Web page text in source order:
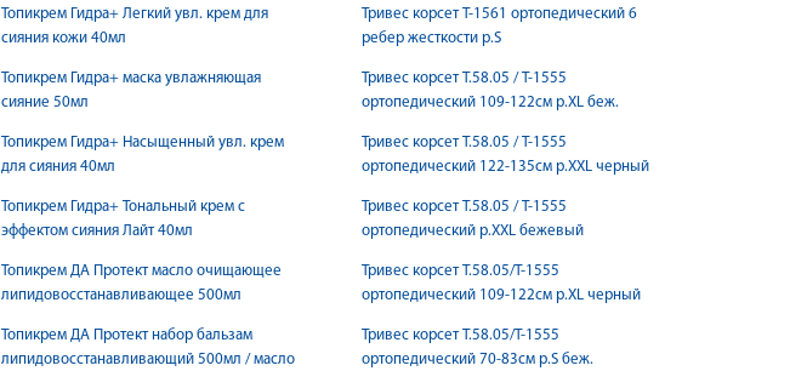
Топикрем Гидра+ Легкий увл. крем для
сияния кожи 40мл
Топикрем Гидра+ маска увлажняющая
сияние 50мл
Топикрем Гидра+ Насыщенный увл. крем
для сияния 40мл
Топикрем Гидра+ Тональный крем с
эффектом сияния Лайт 40мл
Топикрем ДА Протект масло очищающее
липидовосстанавливающее 500мл
Топикрем ДА Протект набор бальзам
липидовосстанавливающий 500мл / масло
Тривес корсет Т-1561 ортопедический 6
ребер жесткости р.S
Тривес корсет Т.58.05 / Т-1555
ортопедический 109-122см р.XL беж.
Тривес корсет Т.58.05 / Т-1555
ортопедический 122-135см р.XXL черный
Тривес корсет Т.58.05 / Т-1555
ортопедический р.XXL бежевый
Тривес корсет Т.58.05/Т-1555
ортопедический 109-122см р.XL черный
Тривес корсет Т.58.05/Т-1555
ортопедический 70-83см р.S беж.